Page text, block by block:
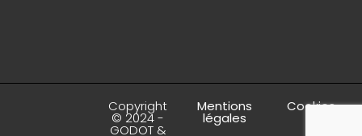
Copyright
© 2024 -
GODOT &
Mentions
légales
Cookies